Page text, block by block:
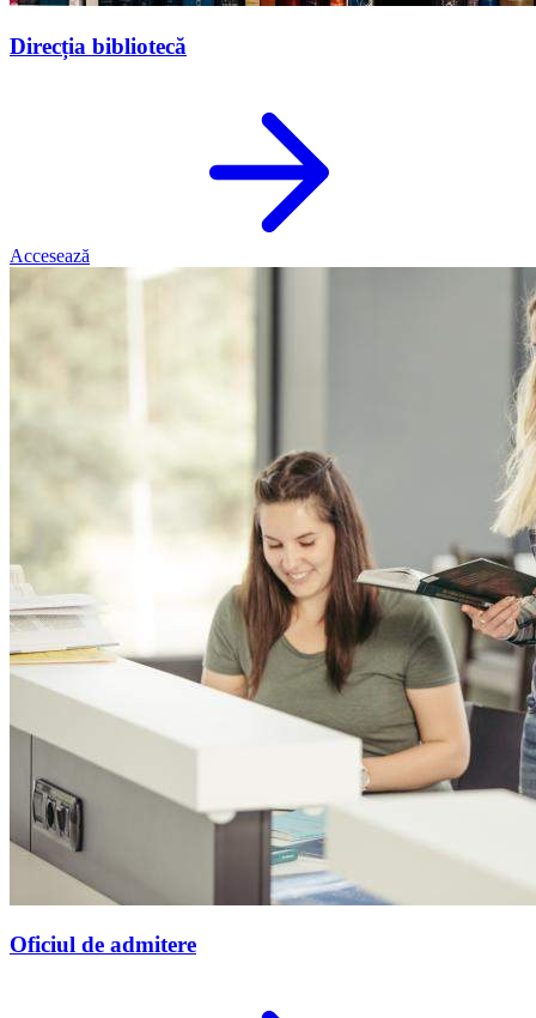
Direcția bibliotecă
Accesează
Oficiul de admitere